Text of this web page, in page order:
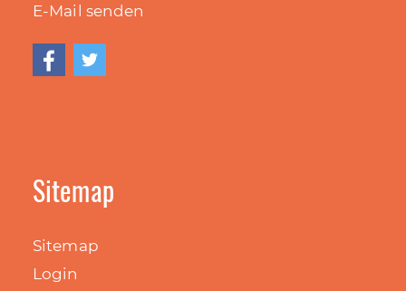
E-Mail senden
Sitemap
Sitemap
Login